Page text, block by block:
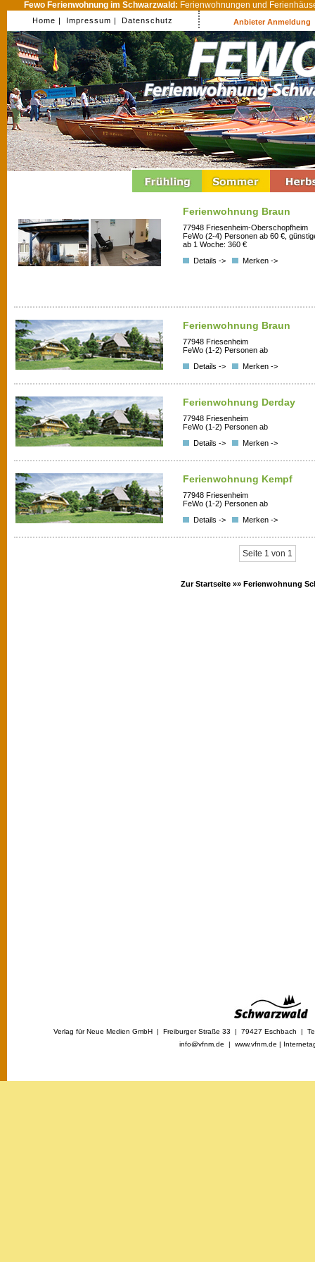
Fewo Ferienwohnung im Schwarzwald: Ferienwohnungen und
Home | Impressum | Datenschutz Anbieter Anmeldung
Ferienwohnung Braun
77948 Friesenheim-Oberschopfheim
FeWo (2-4) Personen ab 60 €,
ab 1 Woche: 360 €
Details ->
Merken ->
Ferienwohnung Braun
77948 Friesenheim
FeWo (1-2) Personen ab
Details ->
Merken ->
Ferienwohnung Derday
77948 Friesenheim
FeWo (1-2) Personen ab
Details ->
Merken ->
Ferienwohnung Kempf
77948 Friesenheim
FeWo (1-2) Personen ab
Details ->
Merken ->
Seite 1 von 1
Zur Startseite »» Ferienwohnung
Verlag für Neue Medien GmbH | Freiburger Straße 33 | 79427 Eschbach |
info@vfnm.de | www.vfnm.de |